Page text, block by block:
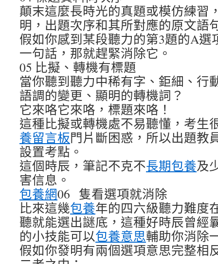
顛末這麼長時光的真題或模仿練習
明，出題次序和其所對應的原文語
假如你感到某段聽力的第3題的A選
一句話，那就趕緊消除它。
05 比擬、轉機有標題
當你聽到聽力中稀有字、鉅細、行
語調的變更、顯明的轉機詞？
它來咯它來咯，標題來咯！
這種比擬或轉機處不易聽懂，考生
養留言板門片斷困惑，所以出題教
設置考點。
這個時辰，筆記不克不長期包養及
害信息。
包養網06 隻看選項就消除
比來這幾包養年的四六級聽力難度
聽就能選出謎底，這種好時辰曾經
的小技能可以包養意思輔助你消除
假如你發明有兩個選項意思完整相